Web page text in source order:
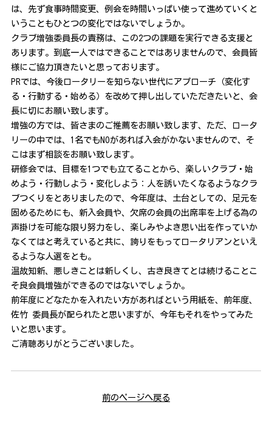
は、先ず食事時間変更、例会を時間いっぱい使って進めていくと
いうこともひとつの変化ではないでしょうか。
クラブ増強委員長の責務は、この2つの課題を実行できる支援と
あります。到底一人ではできることではありませんので、会員皆
様にご協力頂きたいと思っております。
PRでは、今後ロータリーを知らない世代にアプローチ（変化す
る・行動する・始める）を改めて押し出していただきたいと、会
長に切にお願い致します。
増強の方では、皆さまのご推薦をお願い致します、ただ、ロータ
リーの中では、1名でもNOがあれば入会がかないませんので、そ
こはまず相談をお願い致します。
研修会では、目標を1つでも立てることから、楽しいクラブ・始
めよう・行動しよう・変化しよう：人を誘いたくなるようなクラ
ブつくりをとありましたので、今年度は、土台としての、足元を
固めるためにも、新入会員や、欠席の会員の出席率を上げる為の
声掛けを可能な限り努力をし、楽しみやよき思い出を作っていか
なくてはと考えていると共に、誇りをもってロータリアンといえ
るような人選をとも。
温故知新、悪しきことは新しくし、古き良きてとは続けることこ
そ良会員増強ができるのではないでしょうか。
前年度にどなたかを入れたい方があればという用紙を、前年度、
佐竹 委員長が配られたと思いますが、今年もそれをやってみた
いと思います。
ご清聴ありがとうございました。
前のページへ戻る